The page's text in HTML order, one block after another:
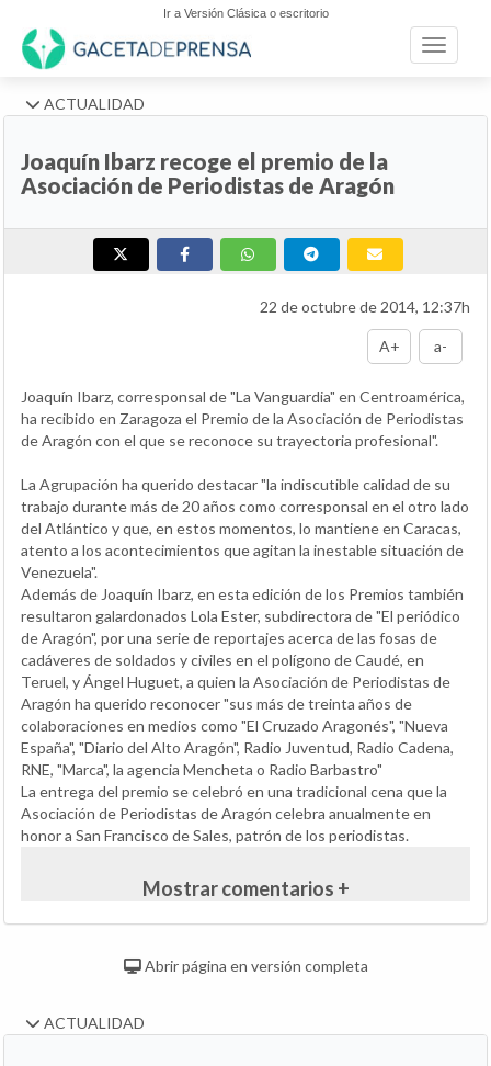
Ir a Versión Clásica o escritorio
Toggle
ACTUALIDAD
Joaquín Ibarz recoge el premio de la
Asociación de Periodistas de Aragón
22 de octubre de 2014, 12:37h
A+ a-
Joaquín Ibarz, corresponsal de "La Vanguardia" en Centroamérica,
ha recibido en Zaragoza el Premio de la Asociación de Periodistas
de Aragón con el que se reconoce su trayectoria profesional".
La Agrupación ha querido destacar "la indiscutible calidad de su
trabajo durante más de 20 años como corresponsal en el otro lado
del Atlántico y que, en estos momentos, lo mantiene en Caracas,
atento a los acontecimientos que agitan la inestable situación de
Venezuela".
Además de Joaquín Ibarz, en esta edición de los Premios también
resultaron galardonados Lola Ester, subdirectora de "El periódico
de Aragón", por una serie de reportajes acerca de las fosas de
cadáveres de soldados y civiles en el polígono de Caudé, en
Teruel, y Ángel Huguet, a quien la Asociación de Periodistas de
Aragón ha querido reconocer "sus más de treinta años de
colaboraciones en medios como "El Cruzado Aragonés", "Nueva
España", "Diario del Alto Aragón", Radio Juventud, Radio Cadena,
RNE, "Marca", la agencia Mencheta o Radio Barbastro"
La entrega del premio se celebró en una tradicional cena que la
Asociación de Periodistas de Aragón celebra anualmente en
honor a San Francisco de Sales, patrón de los periodistas.
Mostrar comentarios +
Abrir página en versión completa
ACTUALIDAD